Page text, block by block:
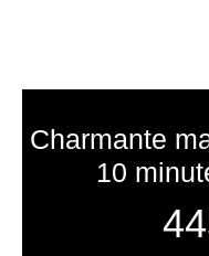
Charmante
10